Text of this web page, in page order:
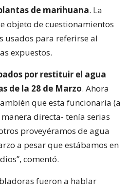
de marihuana. La
objeto de cuestionamientos
usados para referirse al
expuestos.
por restituir el agua
de la 28 de Marzo. Ahora
que esta funcionaria (a
directa- tenía serias
proveyéramos de agua
a pesar que estábamos en
comentó.
fueron a hablar